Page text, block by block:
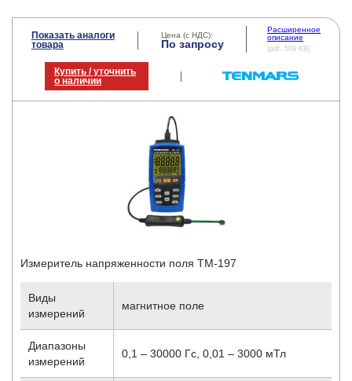
Показать аналоги
товара
Цена (с НДС):
По запросу
Расширенное
описание
(pdf, 509 KB)
Купить / уточнить
о наличии
Измеритель напряженности поля TM-197
Виды
измерений
магнитное поле
Диапазоны
измерений
0,1 – 30000 Гс, 0,01 – 3000 мТл